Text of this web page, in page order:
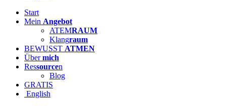
Start
Mein Angebot
ATEMRAUM
Klangraum
BEWUSST ATMEN
Übermich
Ressourcen
Blog
GRATIS
English